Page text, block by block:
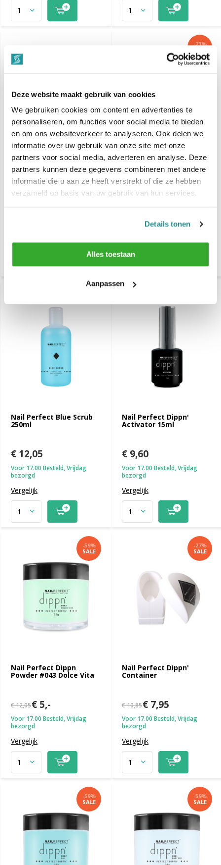
Deze website maakt gebruik van cookies
We gebruiken cookies om content en advertenties te
personaliseren, om functies voor social media te bieden
en om ons websiteverkeer te analyseren. Ook delen we
informatie over uw gebruik van onze site met onze
partners voor social media, adverteren en analyse. Deze
partners kunnen deze gegevens combineren met andere
informatie die u aan ze heeft verstrekt of die ze hebben
verzameld op basis van uw gebruik van hun services.
Details tonen
Alles toestaan
Aanpassen
Nail Perfect Dippn
Remover 15ml
Nail Perfect Nailfile Half
moon Zebra 240/240- 50
stuks
-23%
bezorgd
Nail Perfect Blue Scrub
250ml
€ 12,05
Voor 17.00 Besteld, Vrijdag
bezorgd
Vergelijk
Nail Perfect Dippn'
Activator 15ml
€ 9,60
Voor 17.00 Besteld, Vrijdag
bezorgd
Vergelijk
Nail Perfect Dippn
Powder #043 Dolce Vita
-59%
SALE
€ 12,05€ 5,-
Voor 17.00 Besteld, Vrijdag
bezorgd
Vergelijk
Nail Perfect Dippn'
Container
-27%
SALE
€ 10,85€ 7,95
Voor 17.00 Besteld, Vrijdag
bezorgd
Vergelijk
-59%
SALE
-59%
SALE